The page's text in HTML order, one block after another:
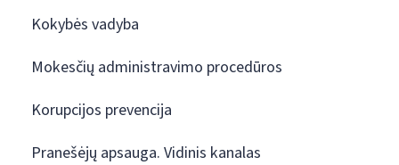
Kokybės vadyba
Mokesčių administravimo procedūros
Korupcijos prevencija
Pranešėjų apsauga. Vidinis kanalas